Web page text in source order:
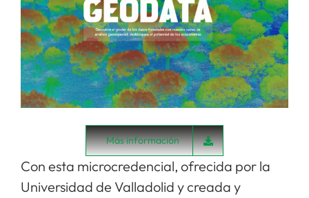
Más información
Con esta microcredencial, ofrecida por la
Universidad de Valladolid y creada y